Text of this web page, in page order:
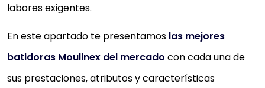
labores exigentes.
En este apartado te presentamos las mejores
batidoras Moulinex del mercado con cada una de
sus prestaciones, atributos y características